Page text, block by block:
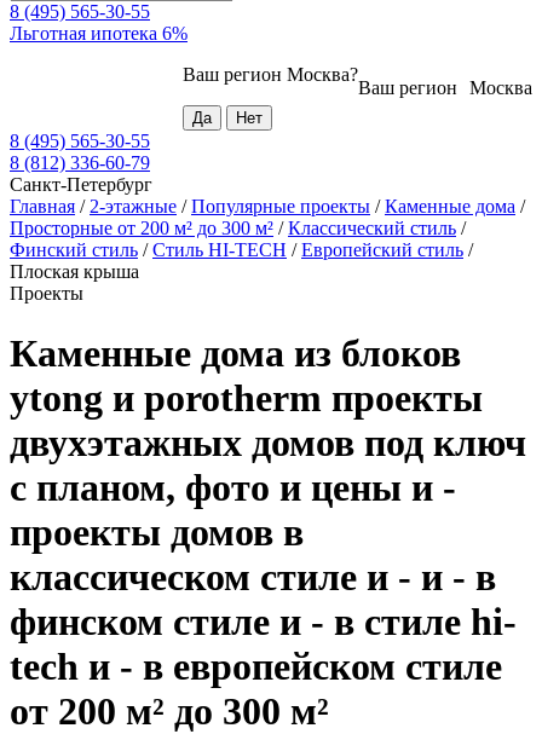
8 (495) 565-30-55
Льготная ипотека 6%
Москва
Ваш регион
Ваш регион Москва?
8 (495) 565-30-55
8 (812) 336-60-79
Санкт-Петербург
Главная / 2-этажные /Популярные проекты /Каменные дома /
Просторные от 200 м² до 300 м² /Классический стиль /
Финский стиль /Стиль HI-TECH /Европейский стиль /
Плоская крыша
Проекты
Каменные дома из блоков
ytong и porotherm проекты
двухэтажных домов под ключ
с планом, фото и цены и -
проекты домов в
классическом стиле и - и - в
финском стиле и - в стиле hi-
tech и - в европейском стиле
от 200 м² до 300 м²